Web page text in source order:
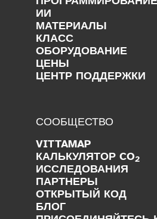
ИИ
МАТЕРИАЛЫ
КЛАСС
ОБОРУДОВАНИЕ
ЦЕНЫ
ЦЕНТР ПОДДЕРЖКИ
СООБЩЕСТВО
VITTAMAP
КАЛЬКУЛЯТОР CO2
ИССЛЕДОВАНИЯ
ПАРТНЕРЫ
ОТКРЫТЫЙ КОД
БЛОГ